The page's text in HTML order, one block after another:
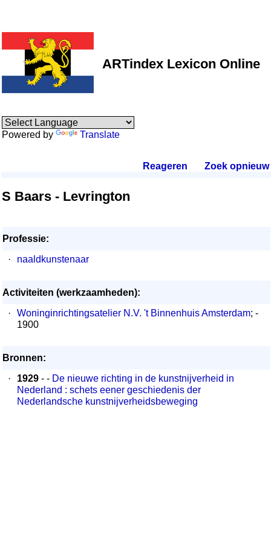
ARTindex Lexicon Online
Powered by Translate
Reageren Zoek opnieuw.
S Baars - Levrington
Professie:
·
naaldkunstenaar
Activiteiten (werkzaamheden):
·
Woninginrichtingsatelier N.V. 't Binnenhuis Amsterdam; -
1900
Bronnen:
·
1929 - - De nieuwe richting in de kunstnijverheid in
Nederland : schets eener geschiedenis der
Nederlandsche kunstnijverheidsbeweging